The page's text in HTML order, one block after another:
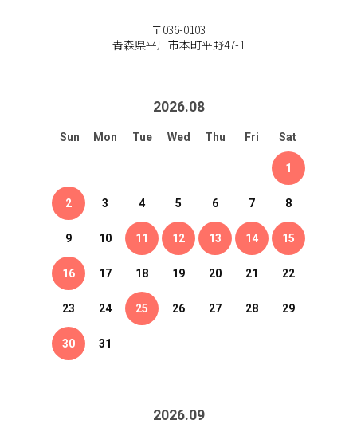
〒036-0103
青森県平川市本町平野47-1
2026.08
Sun Mon Tue Wed Thu Fri Sat
1
2 3 4 5 6 7 8
9 10 11 12 13 14 15
16 17 18 19 20 21 22
23 24 25 26 27 28 29
30 31
2026.09